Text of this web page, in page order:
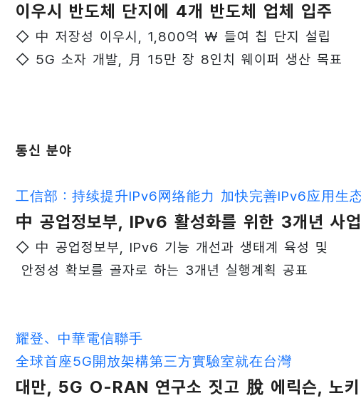
이우시 반도체 단지에 4개 반도체 업체 입주
◇ 中 저장성 이우시, 1,800억 ₩ 들여 칩 단지 설립
◇ 5G 소자 개발, 月 15만 장 8인치 웨이퍼 생산 목표
통신 분야
工信部：持续提升IPv6网络能力 加快完善IPv6应用生
中 공업정보부, IPv6 활성화를 위한 3개년 사
◇ 中 공업정보부, IPv6 기능 개선과 생태계 육성 및
안정성 확보를 골자로 하는 3개년 실행계획 공표
耀登、中華電信聯手
全球首座5G開放架構第三方實驗室就在台灣
대만, 5G O-RAN 연구소 짓고 脫 에릭슨, 노